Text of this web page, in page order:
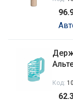
Код: